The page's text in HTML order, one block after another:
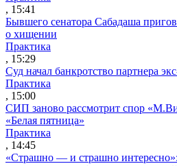
, 15:41
Бывшего сенатора Сабадаша
о хищении
Практика
, 15:29
Суд начал банкротство партнера
Практика
, 15:00
СИП заново рассмотрит спор
«Белая пятница»
Практика
, 14:45
«Страшно — и страшно